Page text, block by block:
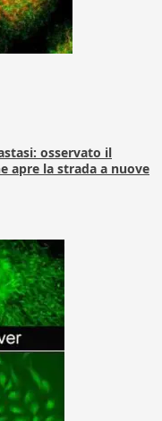
osservato il
apre la strada a nuove